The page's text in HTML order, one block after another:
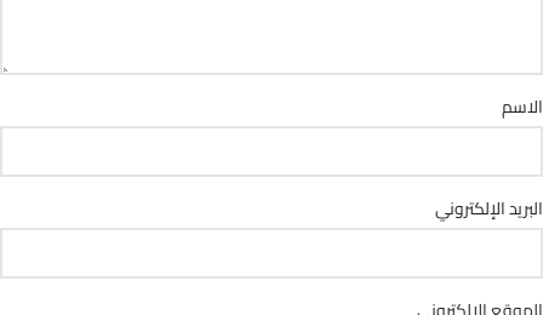
الاسم
البريد الإلكتروني